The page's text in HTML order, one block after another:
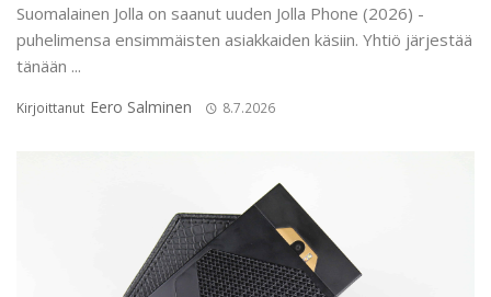
Suomalainen Jolla on saanut uuden Jolla Phone (2026) -
puhelimensa ensimmäisten asiakkaiden käsiin. Yhtiö järjestää
tänään ...
Kirjoittanut Eero Salminen 8.7.2026